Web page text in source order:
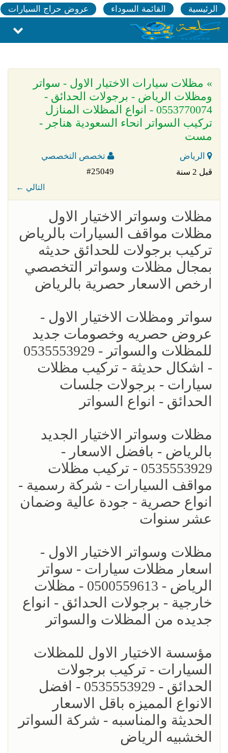
الرئيسية القائمة السوداء عروض حراج السيارات
» مظلات سيارات الاختيار الاول - سواتر
ومظلات الرياض - برجولات الحدائق -
0553770074 - انواع المظلات المنازل
تركيب السواتر انحاء السعودية هناجر -
مست
الرياض
تخصص التخصصي
قبل 2 سنة
#25049
← التالي
مظلات وسواتر الاختيار الاول
مظلات مواقف السيارات بالرياض
تركيب برجولات للحدائق حديثه
بمجال مظلات وسواتر التخصصي
ارخص الاسعار حصرية بالرياض
سواتر ومظلات الاختيار الاول -
عروض حصريه وخصومات جديد
للمظلات والسواتر - 0535553929
- اشكال حديثة - تركيب مظلات
سيارات - برجولات جلسات
الحدائق - انواع السواتر
مظلات وسواتر الاختيار الجديد
بالرياض - بافضل الاسعار -
0535553929 - تركيب مظلات
مواقف السيارات - شركة رسمية -
انواع حصرية - جودة عالية وضمان
عشر سنوات
مظلات وسواتر الاختيار الاول -
اسعار مظلات سيارات - سواتر
الرياض - 0500559613 - مظلات
خارجية - برجولات الحدائق - انواع
جديده من المظلات والسواتر
مؤسسة الاختيار الاول للمظلات
السيارات - تركيب برجولات
الحدائق - 0535553929 - افضل
الانواع المميزه باقل الاسعار
الحديثة والمناسبه - شركة السواتر
الخشبيه الرياض